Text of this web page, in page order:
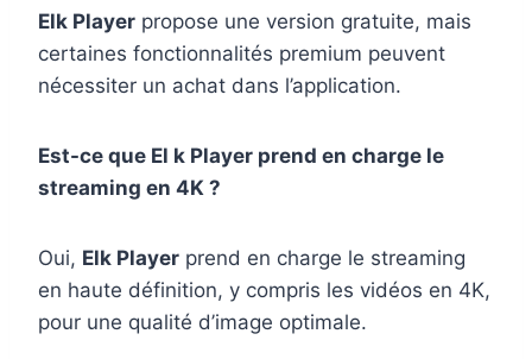
Elk Player propose une version gratuite, mais
certaines fonctionnalités premium peuvent
nécessiter un achat dans l’application.
Est-ce que El k Player prend en charge le
streaming en 4K ?
Oui, Elk Player prend en charge le streaming
en haute définition, y compris les vidéos en 4K,
pour une qualité d’image optimale.